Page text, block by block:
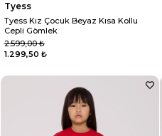
Tyess
Tyess Kız Çocuk Beyaz Kısa Kollu
Cepli Gömlek
1.299,50 ₺
2.599,00 ₺